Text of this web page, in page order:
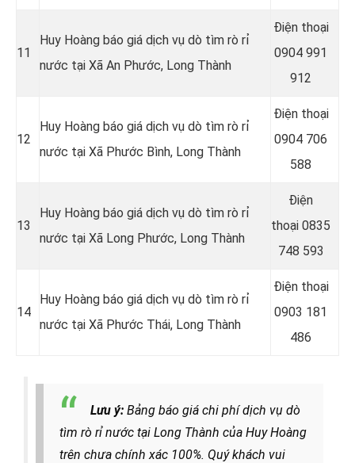
11
Huy Hoàng báo giá dịch vụ dò tìm rò rỉ
nước tại Xã An Phước, Long Thành
Điện thoại
0904 991
912
12
Huy Hoàng báo giá dịch vụ dò tìm rò rỉ
nước tại Xã Phước Bình, Long Thành
Điện thoại
0904 706
588
13
Huy Hoàng báo giá dịch vụ dò tìm rò rỉ
nước tại Xã Long Phước, Long Thành
Điện
thoại 0835
748 593
14
Huy Hoàng báo giá dịch vụ dò tìm rò rỉ
nước tại Xã Phước Thái, Long Thành
Điện thoại
0903 181
486
Lưu ý: Bảng báo giá chi phí dịch vụ dò
tìm rò rỉ nước tại Long Thành của Huy Hoàng
trên chưa chính xác 100%. Quý khách vui